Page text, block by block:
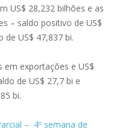
US$ 28,232 bilhões e as
– saldo positivo de US$
de US$ 47,837 bi.
em exportações e US$
de US$ 27,7 bi e
bi.
– 4º semana de